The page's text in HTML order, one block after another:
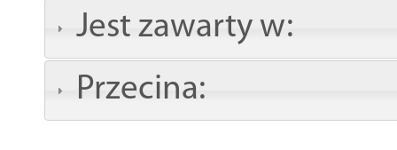
Jest zawarty w:
Przecina: